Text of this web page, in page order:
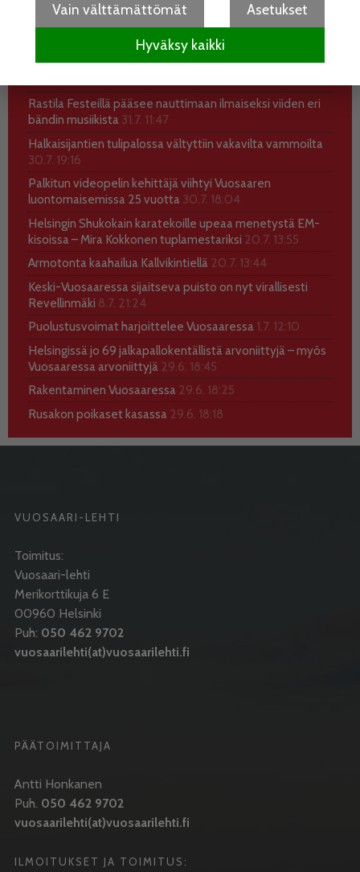
Koko perheen Elojuhlia vietetään Liinamaanpuistossa
Kesätauon jälkeinen Vuosaari-lehti ilmestyy 12.8.5.8.
Rastila Festeillä pääsee nauttimaan ilmaiseksi viiden eri
bändin musiikista 31.7. 11:47
Halkaisijantien tulipalossa vältyttiin vakavilta vammoilta
30.7. 19:16
Palkitun videopelin kehittäjä viihtyi Vuosaaren
luontomaisemissa 25 vuotta 30.7. 18:04
Helsingin Shukokain karatekoille upeaa menetystä EM-
kisoissa – Mira Kokkonen tuplamestariksi 20.7. 13:55
Armotonta kaahailua Kallvikintiellä 20.7. 13:44
Keski-Vuosaaressa sijaitseva puisto on nyt virallisesti
Revellinmäki 8.7. 21:24
Puolustusvoimat harjoittelee Vuosaaressa 1.7. 12:10
Helsingissä jo 69 jalkapallokentällistä arvoniittyjä – myös
Vuosaaressa arvoniittyjä 29.6. 18:45
Rakentaminen Vuosaaressa 29.6. 18:25
Rusakon poikaset kasassa 29.6. 18:18
VUOSAARI-LEHTI
Toimitus:
Vuosaari-lehti
Merikorttikuja 6 E
00960 Helsinki
Puh: 050 462 9702
vuosaarilehti(at)vuosaarilehti.fi
PÄÄTOIMITTAJA
Antti Honkanen
Puh. 050 462 9702
vuosaarilehti(at)vuosaarilehti.fi
ILMOITUKSET JA TOIMITUS:
Vain välttämättömät Asetukset
Hyväksy kaikki